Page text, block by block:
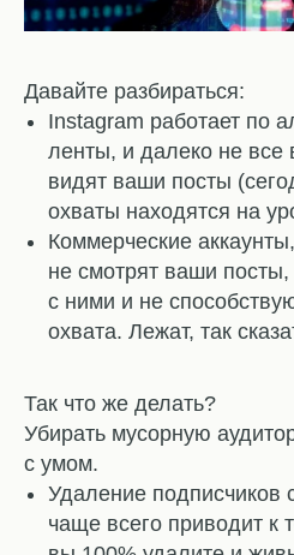
Давайте разбираться:
Instagram работает по
ленты, и далеко не все
видят ваши посты
охваты находятся на
Коммерческие
не смотрят ваши
с ними и не
охвата. Лежат, так
Так что же делать?
Убирать мусорную
с умом.
Удаление
чаще всего приводит к